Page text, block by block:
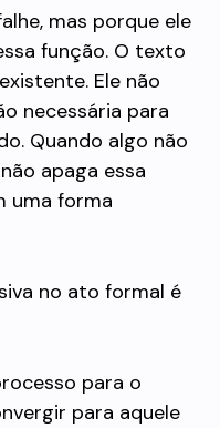
mas porque ele
função. O texto
Ele não
necessária para
Quando algo não
apaga essa
uma forma
no ato formal é
para o
para aquele